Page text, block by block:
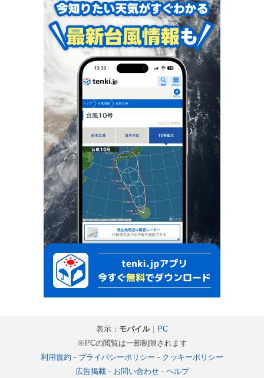
表示： モバイル｜ PC
※PCの閲覧は一部制限されます
利用規約 - プライバシーポリシー - クッキーポリシー
広告掲載- お問い合わせ- ヘルプ